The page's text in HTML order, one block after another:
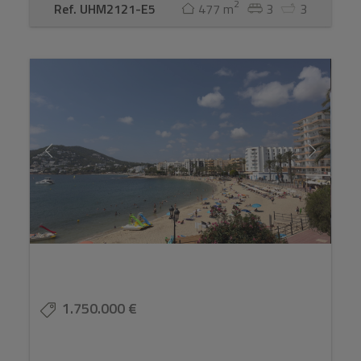
Ref. UHM2121-E5 477 m2 3 3
1.750.000 €